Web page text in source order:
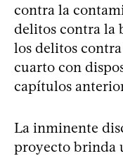
contra la
delitos contra la
los delitos
cuarto con
capítulos
La inminente
proyecto brinda